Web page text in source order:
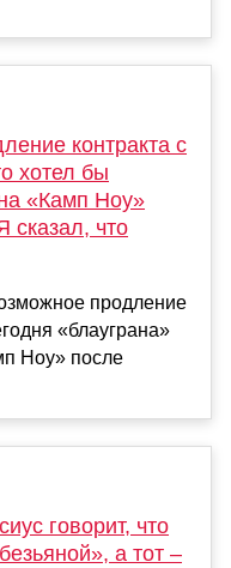
контракта с
хотел бы
«Камп Ноу»
сказал, что
продление
«блауграна»
Ноу» после
говорит, что
а тот –